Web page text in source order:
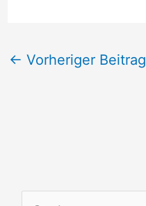
← Vorheriger Beitrag